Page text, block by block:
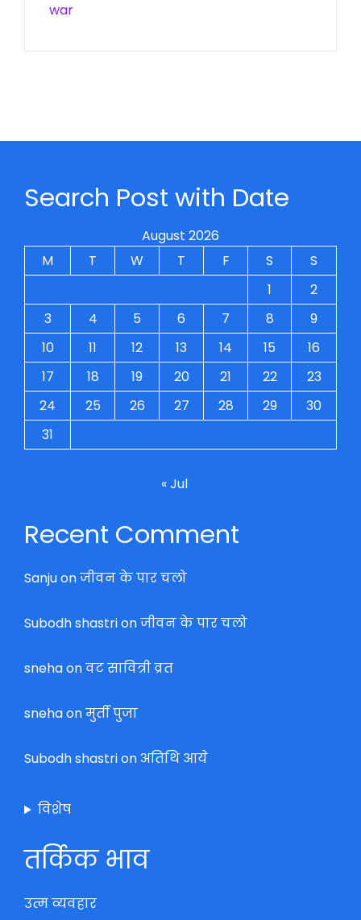
war
Search Post with Date
August 2026
M
T W T F S
S
1
2
3
4 5 6 7 8
9
10
11 12 13 14 15
16
17
18 19 20 21 22
23
24
25 26 27 28 29
30
31
« Jul
Recent Comment
Sanjuonजीवन के पार चलो
Subodh shastrionजीवन के पार चलो
snehaonवट सावित्री व्रत
snehaonमुर्ती पुजा
Subodh shastrionअतिथि आये
विशेष
तर्किक भाव
उत्म व्यवहार